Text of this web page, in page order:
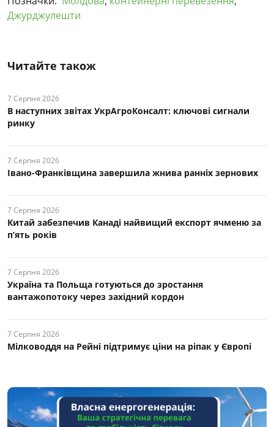
Джурджулешти
Читайте також
7 Серпня 2026
В наступних звітах УкрАгроКонсалт: ключові cигнали
ринку
7 Серпня 2026
Івано-Франківщина завершила жнива ранніх зернових
7 Серпня 2026
Китай забезпечив Канаді найвищий експорт ячменю за
п’ять років
7 Серпня 2026
Україна та Польща готуються до зростання
вантажопотоку через західний кордон
7 Серпня 2026
Мілководдя на Рейні підтримує ціни на ріпак у Європі